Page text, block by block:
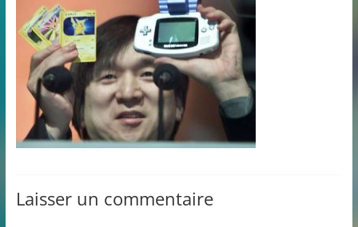
Laisser un commentaire